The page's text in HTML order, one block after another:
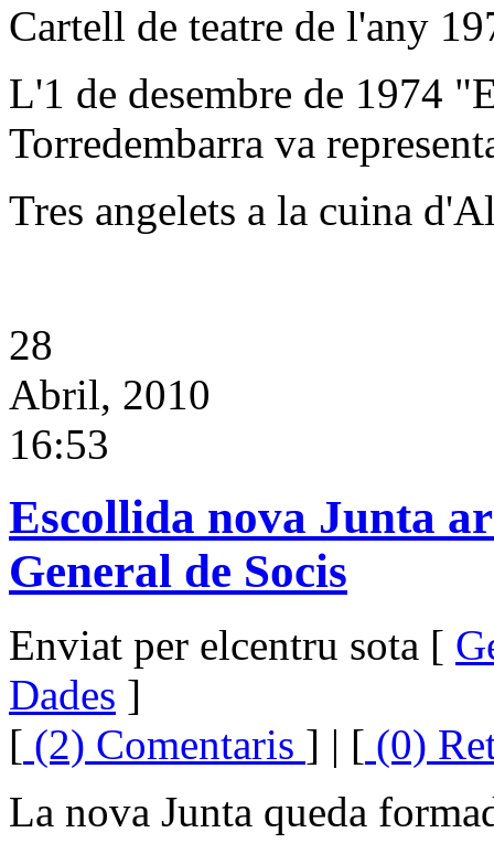
Cartell de teatre de l'any
L'1 de desembre de 1974
Torredembarra va
Tres angelets a la cuina
28
Abril, 2010
16:53
Escollida nova Junta
General de Socis
Enviat per elcentru sota [
Dades ]
[ (2) Comentaris ] | [ (0)
La nova Junta queda